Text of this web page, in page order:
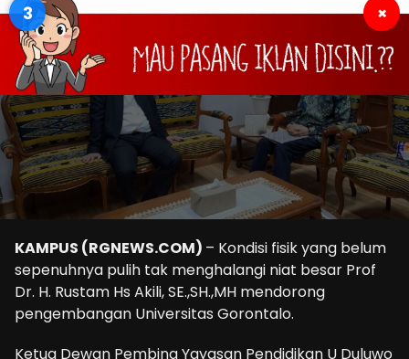
2 ×
KAMPUS (RGNEWS.COM) – Kondisi fisik yang belum
sepenuhnya pulih tak menghalangi niat besar Prof
Dr. H. Rustam Hs Akili, SE.,SH.,MH mendorong
pengembangan Universitas Gorontalo.
Ketua Dewan Pembina Yayasan Pendidikan U Duluwo